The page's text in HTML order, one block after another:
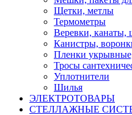
Щетки, метлы
Термометры
Веревки, канаты,
Канистры,
Пленки
Тросы
Уплотнители
Шилья
ЭЛЕКТРОТОВАРЫ
СТЕЛЛАЖНЫЕ